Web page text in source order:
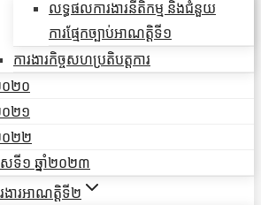
លទ្ធផលការងារនីតិកម្ម និងជំនួយ
ការផ្មែកច្បាប់អាណត្តិទី១
ការងារកិច្ចសហប្រតិបត្តការ
០២០
០២១
០២២
ទី១ ឆ្នាំ២០២៣
ងារអាណត្តិទី២